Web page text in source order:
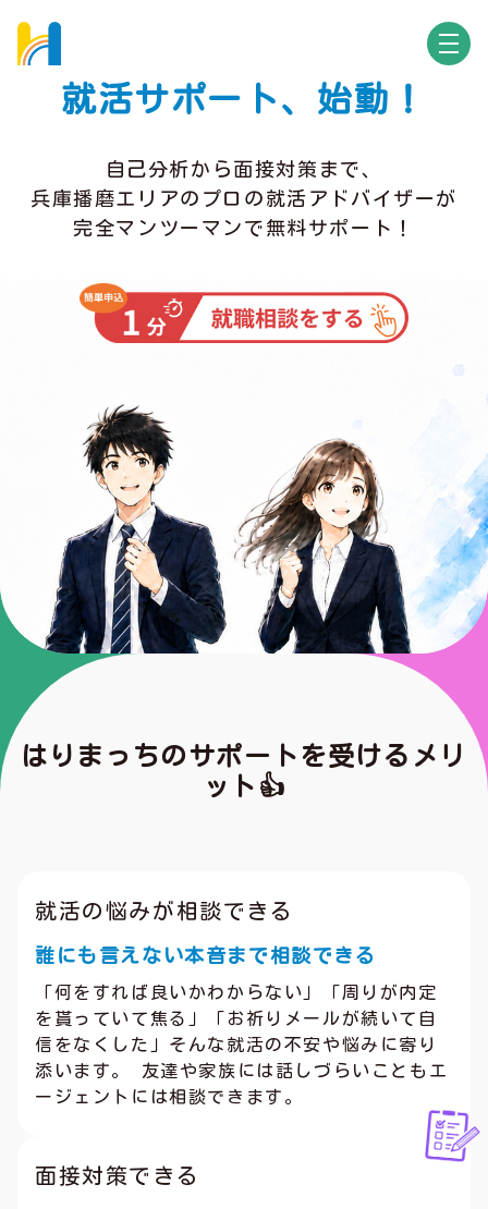
就活サポート、始動！
自己分析から面接対策まで、
兵庫播磨エリアのプロの就活アドバイザーが
完全マンツーマンで無料サポート！
はりまっちのサポートを受けるメリ
ット👍️
就活の悩みが相談できる
誰にも言えない本音まで相談できる
「何をすれば良いかわからない」「周りが内定
を貰っていて焦る」「お祈りメールが続いて自
信をなくした」そんな就活の不安や悩みに寄り
添います。 友達や家族には話しづらいこともエ
ージェントには相談できます。
面接対策できる